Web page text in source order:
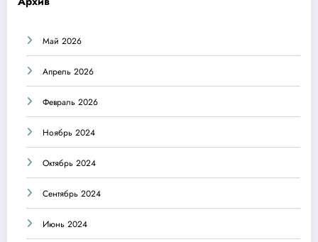
Май 2026
Апрель 2026
Февраль 2026
Ноябрь 2024
Октябрь 2024
Сентябрь 2024
Июнь 2024